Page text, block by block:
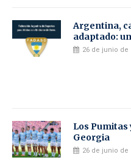
Argentina,
adaptado:
26 de junio de
Los Pumitas
Georgia
26 de junio de